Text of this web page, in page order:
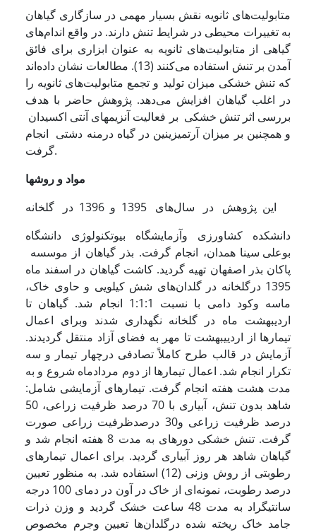
متابولیت‌های ثانویه نقش بسیار مهمی در سازگاری گیاهان
به تغییرات محیطی در شرایط تنش دارند. در واقع اندام‌های
گیاهی از متابولیت‌های ثانویه به عنوان ابزاری برای فائق
آمدن بر تنش استفاده می‌کنند (13). مطالعات نشان داده‌اند
که تنش خشکی میزان تولید و تجمع متابولیت‌های ثانویه را
در اغلب گیاهان افزایش می‌دهد. پژوهش حاضر با هدف
بررسی اثر تنش خشکی بر فعالیت آنزیم­های آنتی اکسیدان
و همچنین بر میزان آرتمیزینین در گیاه درمنه دشتی انجام
گرفت.
مواد و روشها
این پژوهش در سال‌های 1395 و 1396 در گلخانه
دانشکده کشاورزی وآزمایشگاه بیوتکنولوژی دانشگاه
بوعلی سینا همدان، انجام گرفت. بذر گیاهان از موسسه
پاکان بذر اصفهان تهیه گردید. کاشت گیاهان در اسفند ماه
1395 درگلخانه در گلدان‌های شش کیلویی و حاوی خاک،
ماسه وکود دامی با نسبت 1:1:1 انجام شد. گیاهان تا
اردیبهشت ماه در گلخانه نگهداری شدند وبرای اعمال
تیمارها از اردییبهشت تا مهر به فضای آزاد منتقل گردیدند.
آزمایش در قالب طرح کاملاً تصادفی درچهار تیمار و سه
تکرار انجام شد. اعمال تیمارها از دوم مردادماه شروع و به
مدت هشت هفته انجام گرفت. تیمارهای آزمایشی شامل:
شاهد بدون تنش، آبیاری با 70 درصد ظرفیت زراعی، 50
درصد ظرفیت زراعی و30 درصدظرفیت زراعی صورت
گرفت. تنش خشکی دوره­ای به مدت 8 هفته انجام شد و
گیاهان شاهد هر روز آبیاری گردید. برای اعمال تیمار‌های
رطوبتی از روش وزنی (12) استفاده شد. به منظور تعیین
درصد رطوبت، نمونه‌ای از خاک در آون در دمای 100 درجه
سانتی­گراد به مدت 48 ساعت خشک گردید و وزن ذرات
جامد خاک ریخته شده درگلدان‌ها تعیین وجرم مخصوص